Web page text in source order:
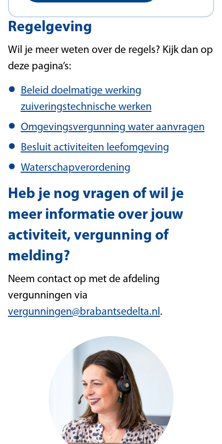
Regelgeving
Wil je meer weten over de regels? Kijk dan op
deze pagina’s:
Beleid doelmatige werking
zuiveringstechnische werken
Omgevingsvergunning water aanvragen
Besluit activiteiten leefomgeving
Waterschapverordening
Heb je nog vragen of wil je
meer informatie over jouw
activiteit, vergunning of
melding?
Neem contact op met de afdeling
vergunningen via
vergunningen@brabantsedelta.nl.